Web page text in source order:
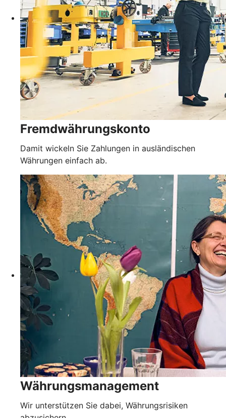
Fremdwährungskonto
Damit wickeln Sie Zahlungen in ausländischen
Währungen einfach ab.
Währungsmanagement
Wir unterstützen Sie dabei, Währungsrisiken